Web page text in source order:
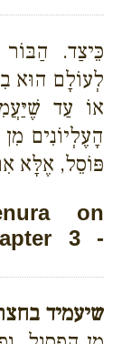
כֵּיצַד.
לְעוֹלָם הוּא
אוֹ עַד
הָעֶלְיוֹנִים
פּוֹסֵל, אֶלָּא
on
3 -
שיעמיד